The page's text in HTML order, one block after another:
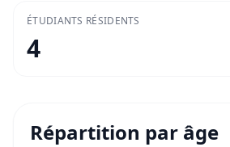
ÉTUDIANTS RÉSIDENTS
4
Répartition par âge